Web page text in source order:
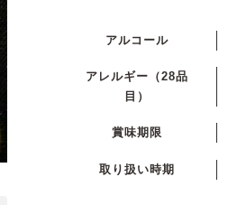
アルコール
アレルギー （28品
目）
賞味期限
取り扱い時期